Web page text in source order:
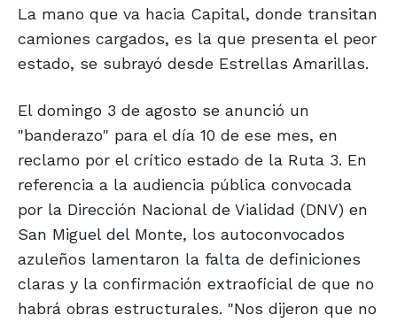
La mano que va hacia Capital, donde transitan
camiones cargados, es la que presenta el peor
estado, se subrayó desde Estrellas Amarillas.
El domingo 3 de agosto se anunció un
"banderazo" para el día 10 de ese mes, en
reclamo por el crítico estado de la Ruta 3. En
referencia a la audiencia pública convocada
por la Dirección Nacional de Vialidad (DNV) en
San Miguel del Monte, los autoconvocados
azuleños lamentaron la falta de definiciones
claras y la confirmación extraoficial de que no
habrá obras estructurales. "Nos dijeron que no